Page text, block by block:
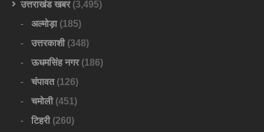
उत्तराखंड खबर(3,495)
अल्मोड़ा(185)
उत्तरकाशी(348)
ऊधमसिंह नगर(186)
चंपावत(126)
चमोली(451)
टिहरी(260)